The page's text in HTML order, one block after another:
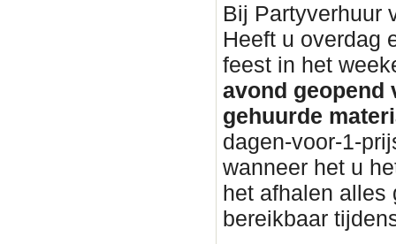
Bij Partyverhuur
Heeft u overdag
feest in het
avond geopend
gehuurde
dagen-voor-1-
wanneer het u
het afhalen alles
bereikbaar